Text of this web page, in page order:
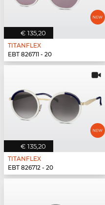
€ 135,20
TITANFLEX
EBT 826711 - 20
€ 135,20
TITANFLEX
EBT 826712 - 20